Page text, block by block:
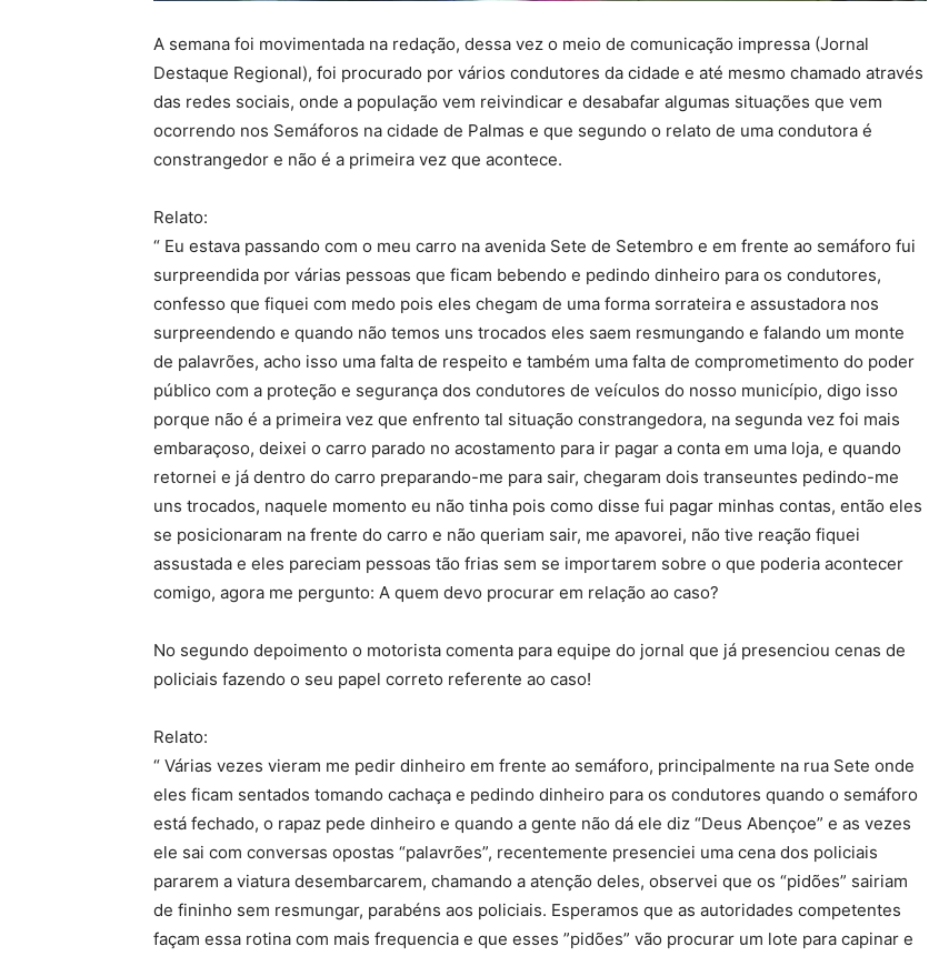
A semana foi movimentada na redação, dessa vez o meio de comunicação impressa (Jornal
Destaque Regional), foi procurado por vários condutores da cidade e até mesmo chamado através
das redes sociais, onde a população vem reivindicar e desabafar algumas situações que vem
ocorrendo nos Semáforos na cidade de Palmas e que segundo o relato de uma condutora é
constrangedor e não é a primeira vez que acontece.
Relato:
“ Eu estava passando com o meu carro na avenida Sete de Setembro e em frente ao semáforo fui
surpreendida por várias pessoas que ficam bebendo e pedindo dinheiro para os condutores,
confesso que fiquei com medo pois eles chegam de uma forma sorrateira e assustadora nos
surpreendendo e quando não temos uns trocados eles saem resmungando e falando um monte
de palavrões, acho isso uma falta de respeito e também uma falta de comprometimento do poder
público com a proteção e segurança dos condutores de veículos do nosso município, digo isso
porque não é a primeira vez que enfrento tal situação constrangedora, na segunda vez foi mais
embaraçoso, deixei o carro parado no acostamento para ir pagar a conta em uma loja, e quando
retornei e já dentro do carro preparando-me para sair, chegaram dois transeuntes pedindo-me
uns trocados, naquele momento eu não tinha pois como disse fui pagar minhas contas, então eles
se posicionaram na frente do carro e não queriam sair, me apavorei, não tive reação fiquei
assustada e eles pareciam pessoas tão frias sem se importarem sobre o que poderia acontecer
comigo, agora me pergunto: A quem devo procurar em relação ao caso?
No segundo depoimento o motorista comenta para equipe do jornal que já presenciou cenas de
policiais fazendo o seu papel correto referente ao caso!
Relato:
“ Várias vezes vieram me pedir dinheiro em frente ao semáforo, principalmente na rua Sete onde
eles ficam sentados tomando cachaça e pedindo dinheiro para os condutores quando o semáforo
está fechado, o rapaz pede dinheiro e quando a gente não dá ele diz “Deus Abençoe” e as vezes
ele sai com conversas opostas “palavrões”, recentemente presenciei uma cena dos policiais
pararem a viatura desembarcarem, chamando a atenção deles, observei que os “pidões” sairiam
de fininho sem resmungar, parabéns aos policiais. Esperamos que as autoridades competentes
façam essa rotina com mais frequencia e que esses ”pidões” vão procurar um lote para capinar e